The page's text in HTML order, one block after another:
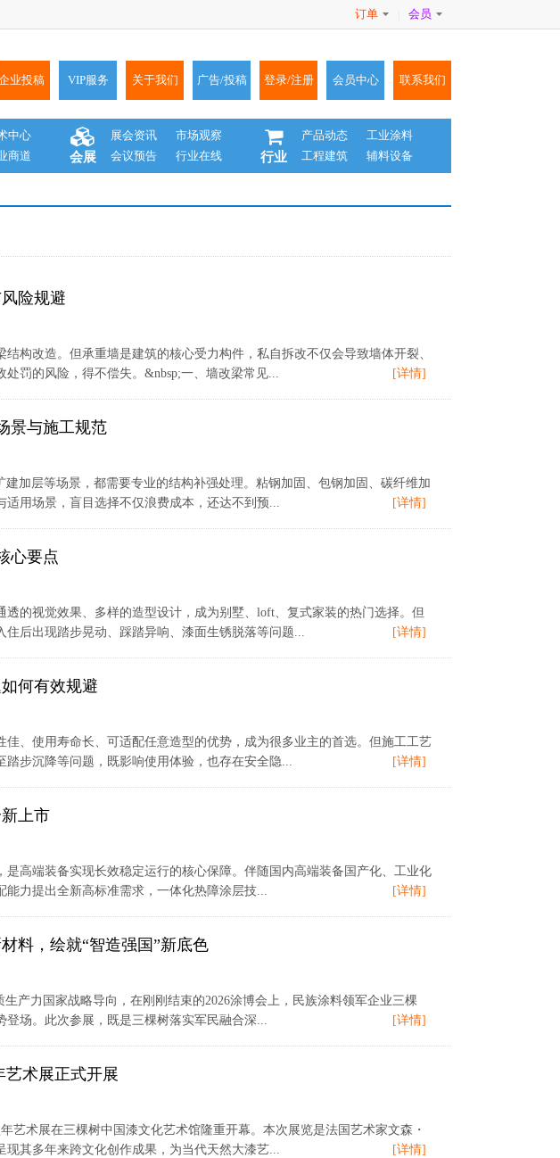
订单 会员
业投稿 VIP服务 关于我们 广告/投稿 登录/注册 会员中心 联系我们
中心
商道 会展
展会资讯
市场观察
会议预告
行业在线 行业
产品动态
工业涂料
工程建筑
辅料设备
险规避
构改造。但承重墙是建筑的核心受力构件，私自拆改不仅会导致墙体开裂、
罚的风险，得不偿失。&nbsp;一、墙改梁常见...
[详情]
景与施工规范
加层等场景，都需要专业的结构补强处理。粘钢加固、包钢加固、碳纤维加
用场景，盲目选择不仅浪费成本，还达不到预...
[详情]
心要点
的视觉效果、多样的造型设计，成为别墅、loft、复式家装的热门选择。但
后出现踏步晃动、踩踏异响、漆面生锈脱落等问题...
[详情]
何有效规避
、使用寿命长、可适配任意造型的优势，成为很多业主的首选。但施工工艺
步沉降等问题，既影响使用体验，也存在安全隐...
[详情]
上市
高端装备实现长效稳定运行的核心保障。伴随国内高端装备国产化、工业化
力提出全新高标准需求，一体化热障涂层技...
[详情]
料，绘就“智造强国”新底色
产力国家战略导向，在刚刚结束的2026涂博会上，民族涂料领军企业三棵
场。此次参展，既是三棵树落实军民融合深...
[详情]
艺术展正式开展
艺术展在三棵树中国漆文化艺术馆隆重开幕。本次展览是法国艺术家文森・
其多年来跨文化创作成果，为当代天然大漆艺...
[详情]